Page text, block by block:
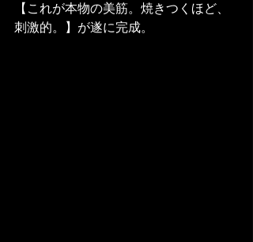
【これが本物の美筋。焼きつくほど、
刺激的。】が遂に完成。